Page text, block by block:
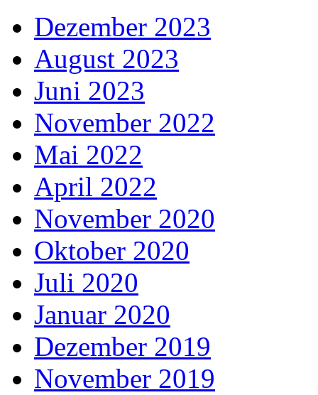
Dezember 2023
August 2023
Juni 2023
November 2022
Mai 2022
April 2022
November 2020
Oktober 2020
Juli 2020
Januar 2020
Dezember 2019
November 2019